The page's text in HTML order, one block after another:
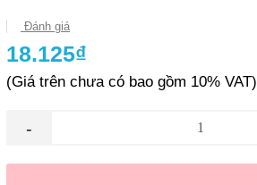
Đánh giá
18.125₫
(Giá trên chưa có bao gồm 10% VAT)
-